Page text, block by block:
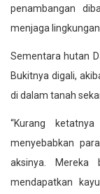
penambangan
menjaga
Sementara hutan
Bukitnya digali,
di dalam tanah
“Kurang
menyebabkan
aksinya. Mereka
mendapatkan